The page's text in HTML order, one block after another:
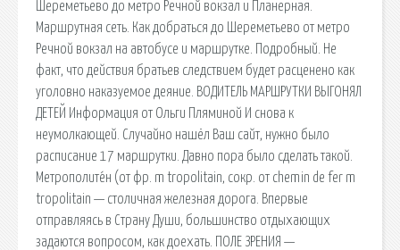
Шереметьево до метро Речной вокзал и Планерная.
Маршрутная сеть. Как добраться до Шереметьево от метро
Речной вокзал на автобусе и маршрутке. Подробный. Не
факт, что действия братьев следствием будет расценено как
уголовно наказуемое деяние. ВОДИТЕЛЬ МАРШРУТКИ ВЫГОНЯЛ
ДЕТЕЙ Информация от Ольги Пляминой И снова к
неумолкающей. Случайно нашёл Ваш сайт, нужно было
расписание 17 маршрутки. Давно пора было сделать такой.
Метрополите́н (от фр. m tropolitain, сокр. от chemin de fer m
tropolitain — столичная железная дорога. Впервые
отправляясь в Страну Души, большинство отдыхающих
задаются вопросом, как доехать. ПОЛЕ ЗРЕНИЯ —